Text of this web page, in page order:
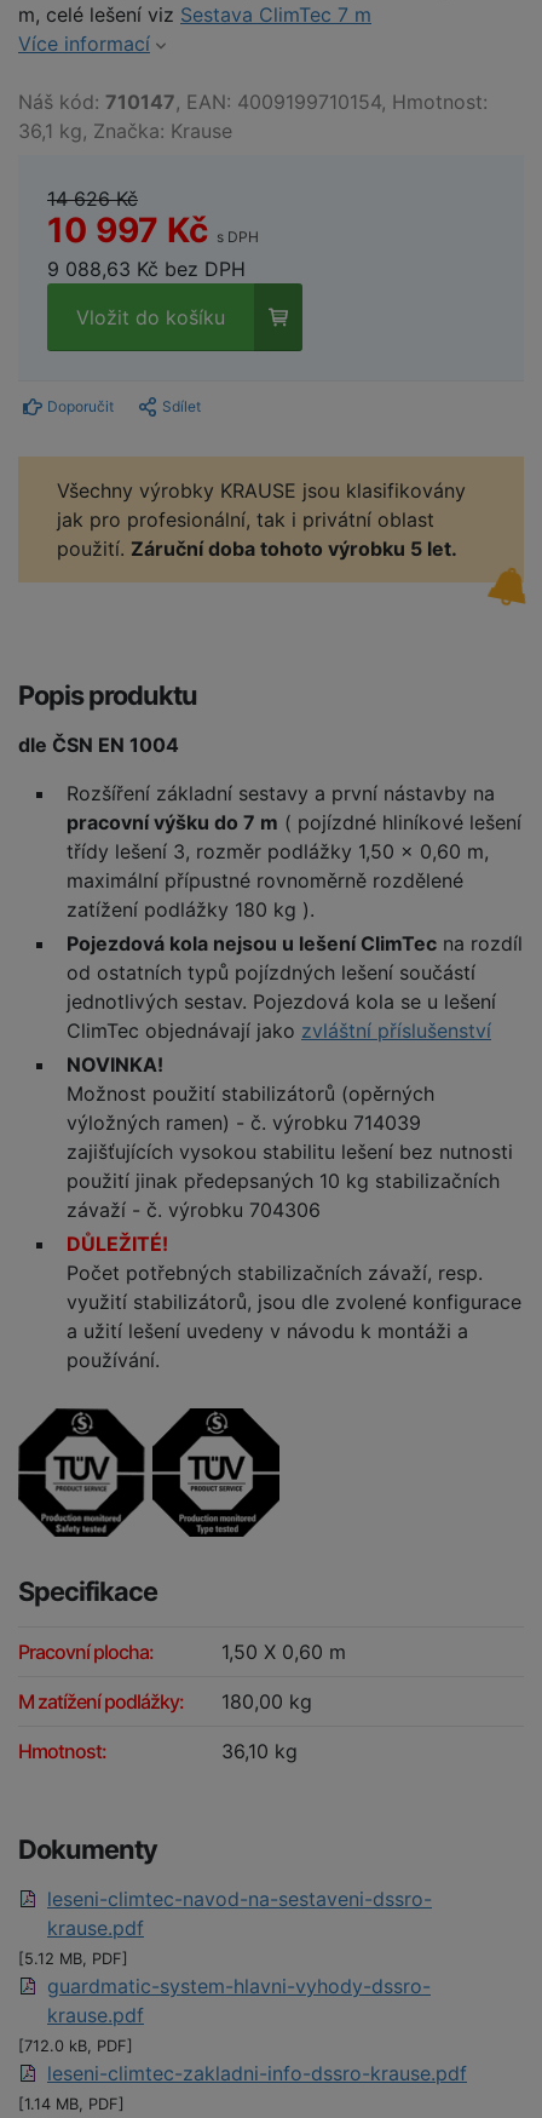
m, celé lešení viz Sestava ClimTec 7 m
Více informací
Náš kód: 710147, EAN: 4009199710154, Hmotnost:
36,1 kg, Značka: Krause
14 626 Kč
10 997 Kč s DPH
9 088,63 Kč bez DPH
Vložit do košíku
Doporučit Sdílet
Všechny výrobky KRAUSE jsou klasifikovány
jak pro profesionální, tak i privátní oblast
použití. Záruční doba tohoto výrobku 5 let.
Popis produktu
dle ČSN EN 1004
Rozšíření základní sestavy a první nástavby na
pracovní výšku do 7 m ( pojízdné hliníkové lešení
třídy lešení 3, rozměr podlážky 1,50 x 0,60 m,
maximální přípustné rovnoměrně rozdělené
zatížení podlážky 180 kg ).
Pojezdová kola nejsou u lešení ClimTec na rozdíl
od ostatních typů pojízdných lešení součástí
jednotlivých sestav. Pojezdová kola se u lešení
ClimTec objednávají jako zvláštní příslušenství
NOVINKA!
Možnost použití stabilizátorů (opěrných
výložných ramen) - č. výrobku 714039
zajišťujících vysokou stabilitu lešení bez nutnosti
použití jinak předepsaných 10 kg stabilizačních
závaží - č. výrobku 704306
DŮLEŽITÉ!
Počet potřebných stabilizačních závaží, resp.
využití stabilizátorů, jsou dle zvolené konfigurace
a užití lešení uvedeny v návodu k montáži a
používání.
Specifikace
Pracovní plocha: 1,50 X 0,60 m
M zatížení podlážky: 180,00 kg
Hmotnost: 36,10 kg
Dokumenty
leseni-climtec-navod-na-sestaveni-dssro-
krause.pdf
[5.12 MB, PDF]
guardmatic-system-hlavni-vyhody-dssro-
krause.pdf
[712.0 kB, PDF]
leseni-climtec-zakladni-info-dssro-krause.pdf
[1.14 MB, PDF]